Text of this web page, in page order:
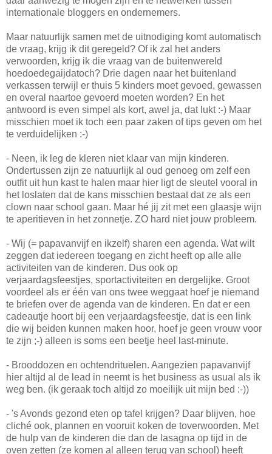
internationale bloggers en ondernemers.
Maar natuurlijk samen met de uitnodiging komt automatisch
de vraag, krijg ik dit geregeld? Of ik zal het anders
verwoorden, krijg ik die vraag van de buitenwereld
hoedoedegaijdatoch? Drie dagen naar het buitenland
verkassen terwijl er thuis 5 kinders moet gevoed, gewassen
en overal naartoe gevoerd moeten worden? En het
antwoord is even simpel als kort, awel ja, dat lukt :-) Maar
misschien moet ik toch een paar zaken of tips geven om het
te verduidelijken :-)
- Neen, ik leg de kleren niet klaar van mijn kinderen.
Ondertussen zijn ze natuurlijk al oud genoeg om zelf een
outfit uit hun kast te halen maar hier ligt de sleutel vooral in
het loslaten dat de kans misschien bestaat dat ze als een
clown naar school gaan. Maar hé jij zit met een glaasje wijn
te aperitieven in het zonnetje. ZO hard niet jouw probleem.
- Wij (= papavanvijf en ikzelf) sharen een agenda. Wat wilt
zeggen dat iedereen toegang en zicht heeft op alle alle
activiteiten van de kinderen. Dus ook op
verjaardagsfeestjes, sportactiviteiten en dergelijke. Groot
voordeel als er één van ons twee weggaat hoef je niemand
te briefen over de agenda van de kinderen. En dat er een
cadeautje hoort bij een verjaardagsfeestje, dat is een link
die wij beiden kunnen maken hoor, hoef je geen vrouw voor
te zijn ;-) alleen is soms een beetje heel last-minute.
- Brooddozen en ochtendrituelen. Aangezien papavanvijf
hier altijd al de lead in neemt is het business as usual als ik
weg ben. (ik geraak toch altijd zo moeilijk uit mijn bed :-))
- 's Avonds gezond eten op tafel krijgen? Daar blijven, hoe
cliché ook, plannen en vooruit koken de toverwoorden. Met
de hulp van de kinderen die dan de lasagna op tijd in de
oven zetten (ze komen al alleen terug van school) heeft